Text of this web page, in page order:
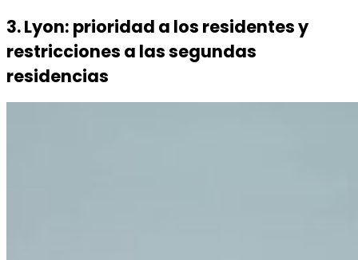
3. Lyon: prioridad a los residentes y
restricciones a las segundas
residencias